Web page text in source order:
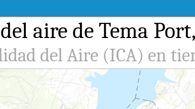
aire de Tema
del Aire (ICA) en